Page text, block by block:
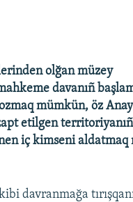
olğan müzey
davanıñ
mümkün, öz
etilgen
iç kimseni aldatmaq
davranmağa